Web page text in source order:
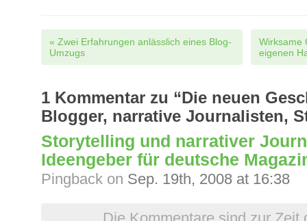
Post navigation
« Zwei Erfahrungen anlässlich eines Blog-
Umzugs
Wirksame
eigenen
1 Kommentar zu “Die neuen
Blogger, narrative Journalisten,
Storytelling und narrativer
Ideengeber für deutsche
Pingback on Sep. 19th, 2008 at 16:38